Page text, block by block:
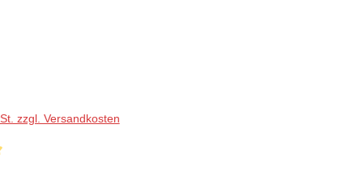
zzgl. Versandkosten
Bewertung von 5 von 5 Sternen